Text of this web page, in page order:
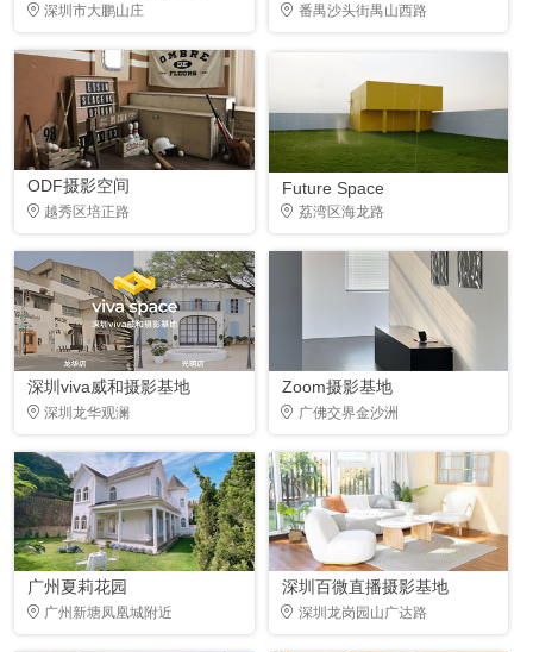
深圳市大鹏山庄 番禺沙头街禺山西路
ODF摄影空间
越秀区培正路
Future Space
荔湾区海龙路
深圳viva威和摄影基地
深圳龙华观澜
Zoom摄影基地
广佛交界金沙洲
广州夏莉花园
广州新塘凤凰城附近
深圳百微直播摄影基地
深圳龙岗园山广达路